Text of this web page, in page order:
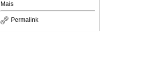
Mais
Permalink